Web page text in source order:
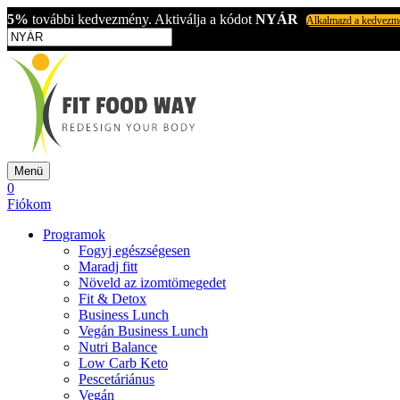
5% további kedvezmény. Aktiválja a kódot NYÁR Alkalmazd a
Menü
0
Fiókom
Programok
Fogyj egészségesen
Maradj fitt
Növeld az izomtömegedet
Fit & Detox
Business Lunch
Vegán Business Lunch
Nutri Balance
Low Carb Keto
Pescetáriánus
Vegán